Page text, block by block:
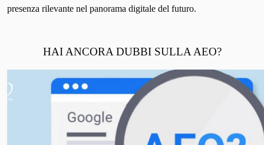
presenza rilevante nel panorama digitale del futuro.
HAI ANCORA DUBBI SULLA AEO?